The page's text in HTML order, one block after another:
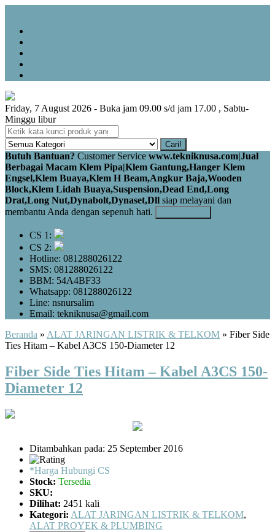
Friday, 7 August 2026 - Buka jam 09.00 s/d jam 17.00 , Sabtu-
Minggu libur
Cari!
Butuh Bantuan? Customer Service www.tekniknusa.com|Jual
Berbagai Macam Klem Pipa|Klem Gantung,Hanger Klem
Engsel,Klem Buaya,Klem H Beam,Angkur Baja,Wooden
Block,Klem Lidah Buaya,Suspension,Dead End,Long
Drat,Long Nut,Dynabolt,Dynaset,Dll siap melayani dan
membantu Anda dengan sepenuh hati.
CS 1:
CS 2:
Hotline: 081288026122
SMS: 081288026122
BBM: 54A4BF33
Whatsapp: 081288026122
Line: nsnursalim
Email: tekniknusa@gmail.com
Beranda » ALAT JARINGAN LISTRIK & TELKOM » Fiber Side
Ties Hitam – Kabel A3CS 150-Diameter 12
Fiber Side Ties Hitam – Kabel A3CS 150-
Diameter 12
Ditambahkan pada: 25 September 2016
*Harga Hubungi CS
Stock: Tersedia
SKU:
Dilihat: 2451 kali
Kategori: ALAT JARINGAN LISTRIK & TELKOM,
ALAT PROYEK & PLUMBING